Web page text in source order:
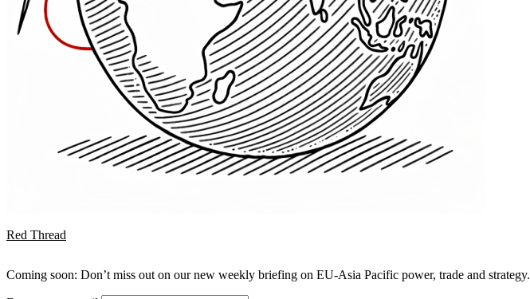
Red Thread
Coming soon: Don’t miss out on our new weekly briefing on EU-Asia Pacific power, trade and strategy.